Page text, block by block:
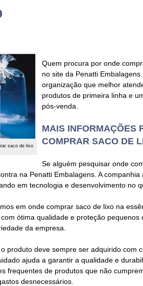
saco de lixo
Quem procura por onde
no site da Penatti
organização que melhor
produtos de primeira linha e
pós-venda.
MAIS INFORMAÇÕES
COMPRAR SACO DE
Se alguém pesquisar onde
na Penatti Embalagens. A
em tecnologia e desenvolvimento no
em onde comprar saco de lixo na
ótima qualidade e proteção
da empresa.
produto deve sempre ser adquirido com
ajuda a garantir a qualidade e
frequentes de produtos que não
desnecessários.